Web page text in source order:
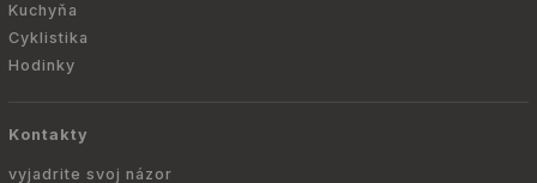
Kuchyňa
Cyklistika
Hodinky
Kontakty
vyjadrite svoj názor